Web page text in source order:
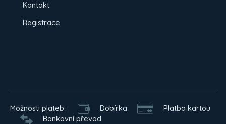
Kontakt
Registrace
Možnosti plateb: Dobírka
Platba kartou
Bankovní převod